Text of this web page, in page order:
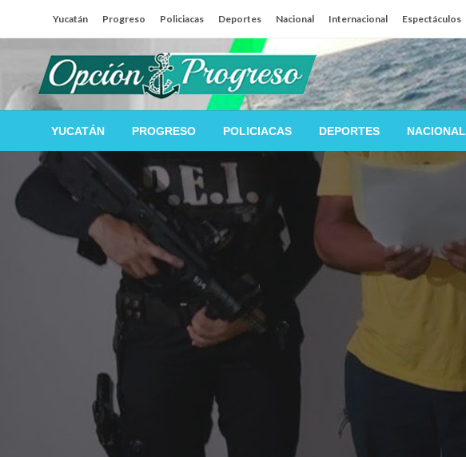
Yucatán Progreso Policiacas Deportes Nacional Internacional Espectáculos
Opción Progreso
Las noticias del día a día del puerto
YUCATÁN PROGRESO POLICIACAS DEPORTES NACIONAL